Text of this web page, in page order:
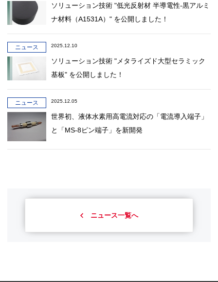
ソリューション技術 "低光反射材 半導電性-黒アルミ
ナ材料（A1531A）" を公開しました！
ニュース 2025.12.10
ソリューション技術 "メタライズド大型セラミック
基板" を公開しました！
ニュース 2025.12.05
世界初、液体水素用高電流対応の「電流導入端子」
と「MS-8ピン端子」を新開発
ニュース一覧へ